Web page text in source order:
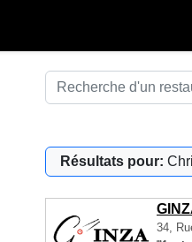
Résultats pour:
34,